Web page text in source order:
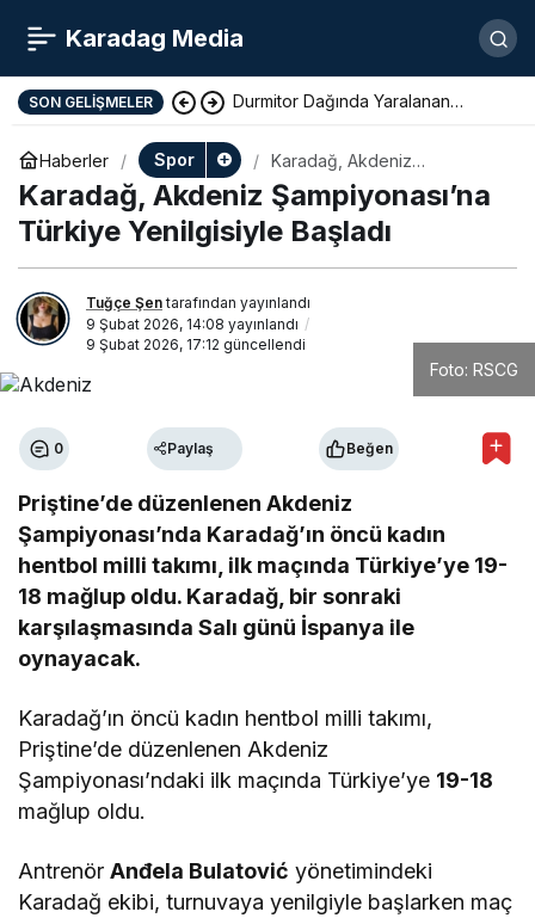
Karadag Media
SON GELIŞMELER Durmitor Dağında Yaralanan
Yunan Turist Başarıyla Kurtarıldı
Haberler Spor
Karadağ, Akdeniz
Şampiyonası’na Türkiye
Yenilgisiyle Başladı
Karadağ, Akdeniz Şampiyonası’na
Türkiye Yenilgisiyle Başladı
Tuğçe Şentarafından yayınlandı
9 Şubat 2026, 14:08 yayınlandı
9 Şubat 2026, 17:12 güncellendi
Foto: RSCG
0 Paylaş Beğen
Priştine’de düzenlenen Akdeniz
Şampiyonası’nda Karadağ’ın öncü kadın
hentbol milli takımı, ilk maçında Türkiye’ye 19-
18 mağlup oldu. Karadağ, bir sonraki
karşılaşmasında Salı günü İspanya ile
oynayacak.
Karadağ’ın öncü kadın hentbol milli takımı,
Priştine’de düzenlenen Akdeniz
Şampiyonası’ndaki ilk maçında Türkiye’ye 19-18
mağlup oldu.
AntrenörAnđela Bulatović yönetimindeki
Karadağ ekibi, turnuvaya yenilgiyle başlarken maç